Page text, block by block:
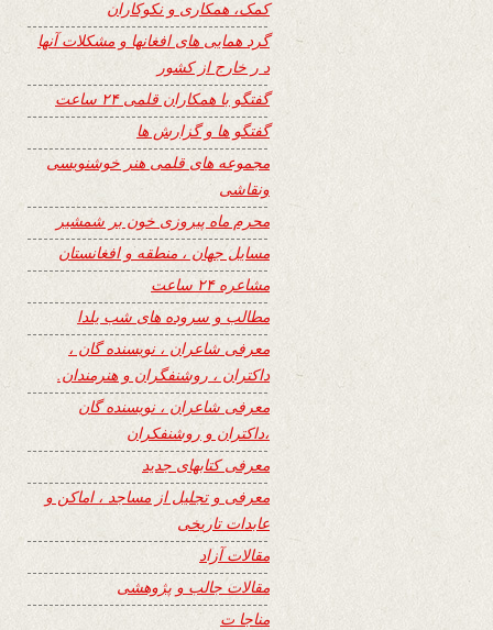
کمک، همکاری و نکوکاران
گرد همایی های افغانها و مشکلات آنها
د ر خارج از کشور
گفتگو با همکاران قلمی ۲۴ ساعت
گفتگو ها و گزارش ها
مجموعه های قلمی هنر خوشنویسی
ونقاشی
محرم ماه پیروزی خون بر شمشیر
مسایل جهان ، منطقه و افغانستان
مشاعره ۲۴ ساعت
مطالب و سروده های شب یلدا
معرفی شاعران ، نویسنده گان ،
داکتران ، روشنفگران و هنرمندان.
معرفی شاعران ، نویسنده گان
،داکتران و روشنفکران
معرفی کتابهای جدید
معرفی و تجلیل از مساجد ، اماکن و
عابدات تاریخی
مقالات آزاد
مقالات جالب و پژوهشی
مناجا ت